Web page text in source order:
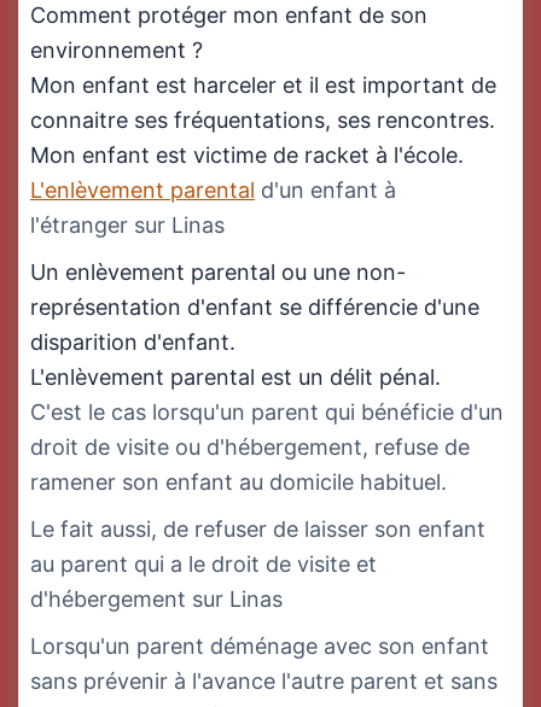
Comment protéger mon enfant de son
environnement ?
Mon enfant est harceler et il est important de
connaitre ses fréquentations, ses rencontres.
Mon enfant est victime de racket à l'école.
L'enlèvement parental d'un enfant à
l'étranger sur Linas
Un enlèvement parental ou une non-
représentation d'enfant se différencie d'une
disparition d'enfant.
L'enlèvement parental est un délit pénal.
C'est le cas lorsqu'un parent qui bénéficie d'un
droit de visite ou d'hébergement, refuse de
ramener son enfant au domicile habituel.
Le fait aussi, de refuser de laisser son enfant
au parent qui a le droit de visite et
d'hébergement sur Linas
Lorsqu'un parent déménage avec son enfant
sans prévenir à l'avance l'autre parent et sans